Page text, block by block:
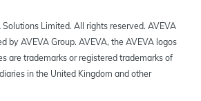
Limited. All rights reserved. AVEVA
by AVEVA Group. AVEVA, the AVEVA logos
are trademarks or registered trademarks of
in the United Kingdom and other